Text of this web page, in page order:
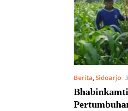
Berita,Sidoarjo